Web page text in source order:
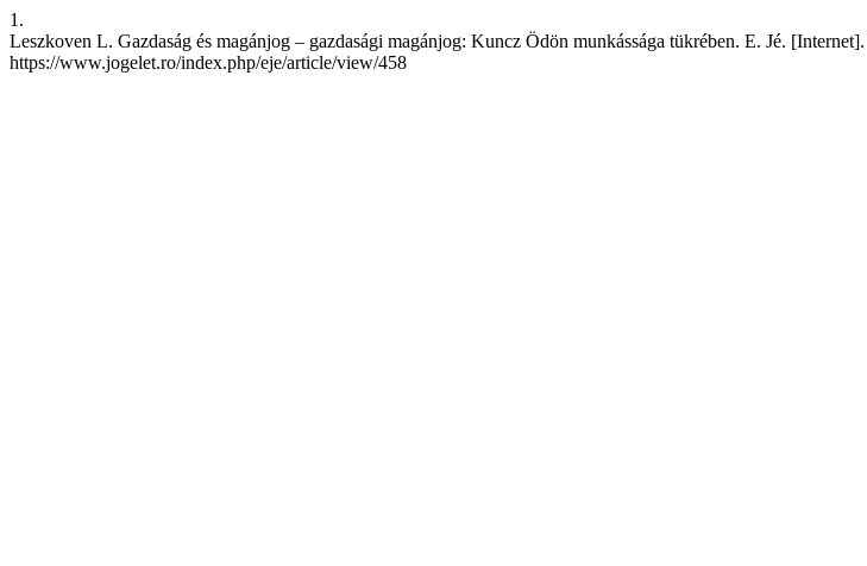
1.
Leszkoven L. Gazdaság és magánjog – gazdasági magánjog: Kuncz Ödön munkássága tükrében. E. Jé.
https://www.jogelet.ro/index.php/eje/article/view/458